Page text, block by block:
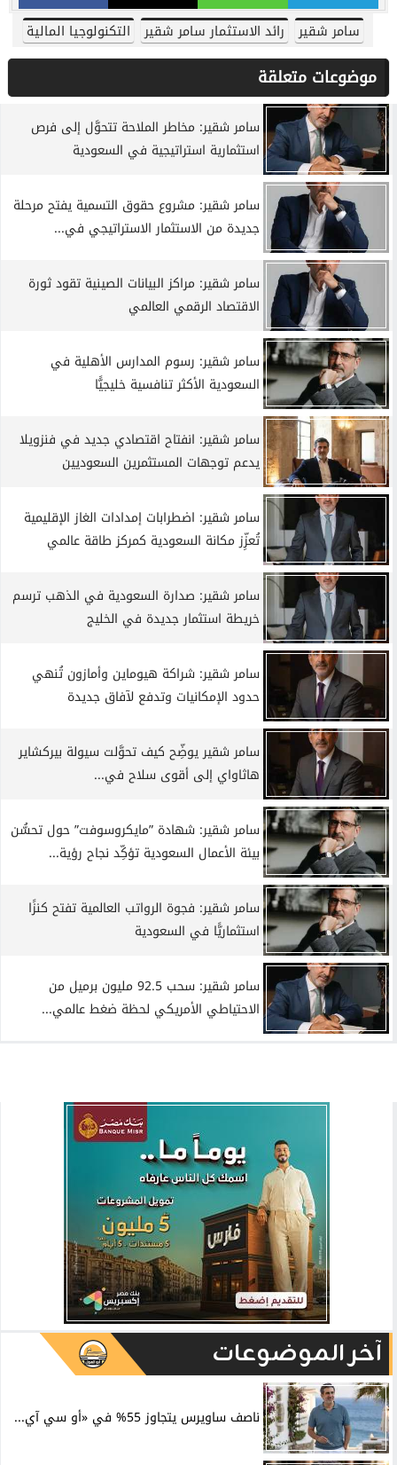
سامر شقير رائد الاستثمار سامر شقير التكنولوجيا المالية
موضوعات متعلقة
سامر شقير: مخاطر الملاحة تتحوَّل إلى فرص
استثمارية استراتيجية في السعودية
سامر شقير: مشروع حقوق التسمية يفتح مرحلة
جديدة من الاستثمار الاستراتيجي في...
سامر شقير: مراكز البيانات الصينية تقود ثورة
الاقتصاد الرقمي العالمي
سامر شقير: رسوم المدارس الأهلية في
السعودية الأكثر تنافسية خليجيًّا
سامر شقير: انفتاح اقتصادي جديد في فنزويلا
يدعم توجهات المستثمرين السعوديين
سامر شقير: اضطرابات إمدادات الغاز الإقليمية
تُعزِّز مكانة السعودية كمركز طاقة عالمي
سامر شقير: صدارة السعودية في الذهب ترسم
خريطة استثمار جديدة في الخليج
سامر شقير: شراكة هيوماين وأمازون تُنهي
حدود الإمكانيات وتدفع لآفاق جديدة
سامر شقير يوضِّح كيف تحوَّلت سيولة بيركشاير
هاثاواي إلى أقوى سلاح في...
سامر شقير: شهادة ”مايكروسوفت” حول تحسُّن
بيئة الأعمال السعودية تؤكِّد نجاح رؤية...
سامر شقير: فجوة الرواتب العالمية تفتح كنزًا
استثماريًّا في السعودية
سامر شقير: سحب 92.5 مليون برميل من
الاحتياطي الأمريكي لحظة ضغط عالمي...
آخر الموضوعات
ناصف ساويرس يتجاوز 55% في «أو سي آي...